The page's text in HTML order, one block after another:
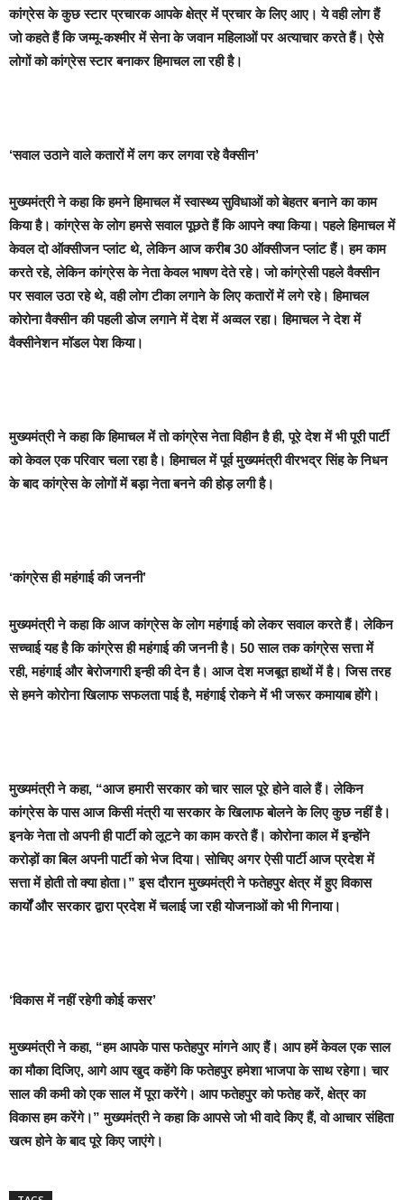
कांग्रेस के कुछ स्टार प्रचारक आपके क्षेत्र में प्रचार के लिए आए। ये वही लोग हैं
जो कहते हैं कि जम्मू-कश्मीर में सेना के जवान महिलाओं पर अत्याचार करते हैं। ऐसे
लोगों को कांग्रेस स्टार बनाकर हिमाचल ला रही है।
‘सवाल उठाने वाले कतारों में लग कर लगवा रहे वैक्सीन’
मुख्यमंत्री ने कहा कि हमने हिमाचल में स्वास्थ्य सुविधाओं को बेहतर बनाने का काम
किया है। कांग्रेस के लोग हमसे सवाल पूछते हैं कि आपने क्या किया। पहले हिमाचल में
केवल दो ऑक्सीजन प्लांट थे, लेकिन आज करीब 30 ऑक्सीजन प्लांट हैं। हम काम
करते रहे, लेकिन कांग्रेस के नेता केवल भाषण देते रहे। जो कांग्रेसी पहले वैक्सीन
पर सवाल उठा रहे थे, वही लोग टीका लगाने के लिए कतारों में लगे रहे। हिमाचल
कोरोना वैक्सीन की पहली डोज लगाने में देश में अव्वल रहा। हिमाचल ने देश में
वैक्सीनेशन मॉडल पेश किया।
मुख्यमंत्री ने कहा कि हिमाचल में तो कांग्रेस नेता विहीन है ही, पूरे देश में भी पूरी पार्टी
को केवल एक परिवार चला रहा है। हिमाचल में पूर्व मुख्यमंत्री वीरभद्र सिंह के निधन
के बाद कांग्रेस के लोगों में बड़ा नेता बनने की होड़ लगी है।
‘कांग्रेस ही महंगाई की जननी’
मुख्यमंत्री ने कहा कि आज कांग्रेस के लोग महंगाई को लेकर सवाल करते हैं। लेकिन
सच्चाई यह है कि कांग्रेस ही महंगाई की जननी है। 50 साल तक कांग्रेस सत्ता में
रही, महंगाई और बेरोजगारी इन्ही की देन है। आज देश मजबूत हाथों में है। जिस तरह
से हमने कोरोना खिलाफ सफलता पाई है, महंगाई रोकने में भी जरूर कमायाब होंगे।
मुख्यमंत्री ने कहा, “आज हमारी सरकार को चार साल पूरे होने वाले हैं। लेकिन
कांग्रेस के पास आज किसी मंत्री या सरकार के खिलाफ बोलने के लिए कुछ नहीं है।
इनके नेता तो अपनी ही पार्टी को लूटने का काम करते हैं। कोरोना काल में इन्होंने
करोड़ों का बिल अपनी पार्टी को भेज दिया। सोचिए अगर ऐसी पार्टी आज प्रदेश में
सत्ता में होती तो क्या होता।” इस दौरान मुख्यमंत्री ने फतेहपुर क्षेत्र में हुए विकास
कार्यों और सरकार द्वारा प्रदेश में चलाई जा रही योजनाओं को भी गिनाया।
‘विकास में नहीं रहेगी कोई कसर’
मुख्यमंत्री ने कहा, “हम आपके पास फतेहपुर मांगने आए हैं। आप हमें केवल एक साल
का मौका दिजिए, आगे आप खुद कहेंगे कि फतेहपुर हमेशा भाजपा के साथ रहेगा। चार
साल की कमी को एक साल में पूरा करेंगे। आप फतेहपुर को फतेह करें, क्षेत्र का
विकास हम करेंगे।” मुख्यमंत्री ने कहा कि आपसे जो भी वादे किए हैं, वो आचार संहिता
खत्म होने के बाद पूरे किए जाएंगे।